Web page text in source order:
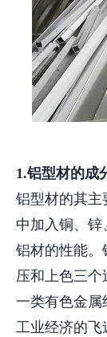
1.铝型材的成
铝型材的其主
中加入铜、
铝材的性能。
压和上色三
一类有色金属
工业经济的飞